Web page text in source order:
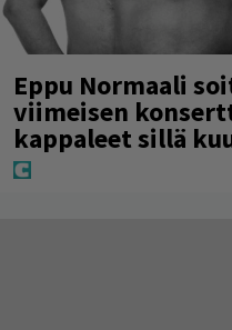
Eppu Normaali
viimeisen
kappaleet sillä